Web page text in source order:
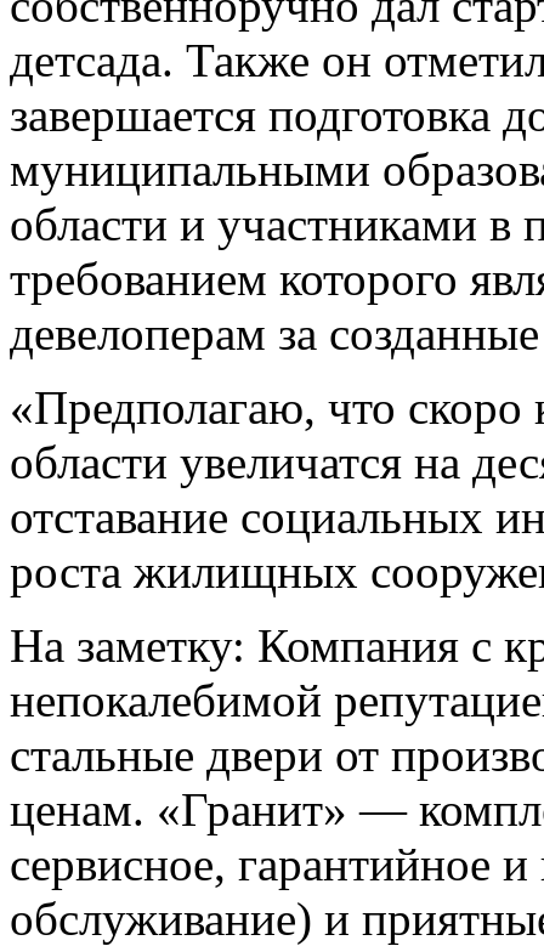
детсада. Также он
завершается подготовка
муниципальными
области и участниками
требованием которого
девелоперам за
«Предполагаю, что скоро
области увеличатся на
отставание социальных
роста жилищных
На заметку: Компания с
непокалебимой
стальные двери от
ценам. «Гранит» —
сервисное, гарантийное
обслуживание) и